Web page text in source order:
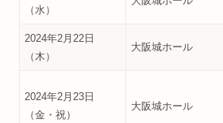
（水）
2024年2月22日
（木）
大阪城ホール
2024年2月23日
（金・祝）
大阪城ホール